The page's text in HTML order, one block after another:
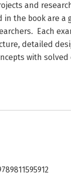
and
the book are a
Each
detailed
with